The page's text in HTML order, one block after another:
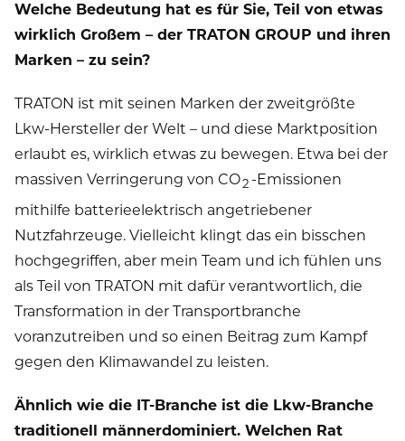
Welche Bedeutung hat es für Sie, Teil von etwas
wirklich Großem – der TRATON GROUP und ihren
Marken – zu sein?
TRATON ist mit seinen Marken der zweitgrößte
Lkw-Hersteller der Welt – und diese Marktposition
erlaubt es, wirklich etwas zu bewegen. Etwa bei der
massiven Verringerung von CO2 -Emissionen
mithilfe batterieelektrisch angetriebener
Nutzfahrzeuge. Vielleicht klingt das ein bisschen
hochgegriffen, aber mein Team und ich fühlen uns
als Teil von TRATON mit dafür verantwortlich, die
Transformation in der Transportbranche
voranzutreiben und so einen Beitrag zum Kampf
gegen den Klimawandel zu leisten.
Ähnlich wie die IT-Branche ist die Lkw-Branche
traditionell männerdominiert. Welchen Rat